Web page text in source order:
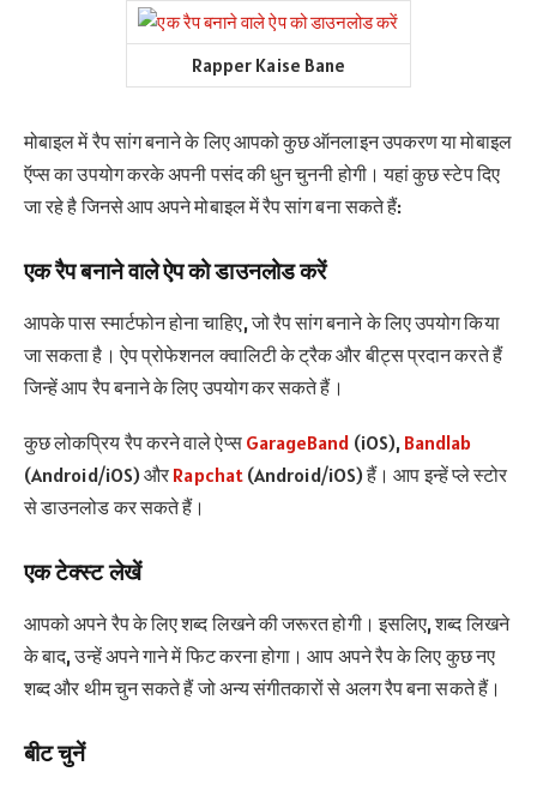
Rapper Kaise Bane
मोबाइल में रैप सांग बनाने के लिए आपको कुछ ऑनलाइन उपकरण या मोबाइल
ऍप्स का उपयोग करके अपनी पसंद की धुन चुननी होगी। यहां कुछ स्टेप दिए
जा रहे है जिनसे आप अपने मोबाइल में रैप सांग बना सकते हैं:
एक रैप बनाने वाले ऐप को डाउनलोड करें
आपके पास स्मार्टफोन होना चाहिए, जो रैप सांग बनाने के लिए उपयोग किया
जा सकता है। ऐप प्रोफेशनल क्वालिटी के ट्रैक और बीट्स प्रदान करते हैं
जिन्हें आप रैप बनाने के लिए उपयोग कर सकते हैं।
कुछ लोकप्रिय रैप करने वाले ऐप्सGarageBand (iOS), Bandlab
(Android/iOS) और Rapchat(Android/iOS) हैं। आप इन्हें प्ले स्टोर
से डाउनलोड कर सकते हैं।
एक टेक्स्ट लेखें
आपको अपने रैप के लिए शब्द लिखने की जरूरत होगी। इसलिए, शब्द लिखने
के बाद, उन्हें अपने गाने में फिट करना होगा। आप अपने रैप के लिए कुछ नए
शब्द और थीम चुन सकते हैं जो अन्य संगीतकारों से अलग रैप बना सकते हैं।
बीट चुनें